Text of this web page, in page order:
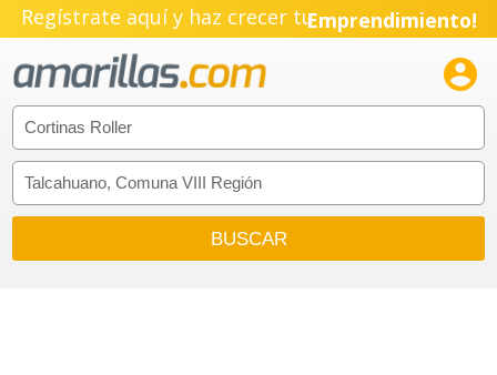
Regístrate aquí y haz crecer tuEmprendimiento!
